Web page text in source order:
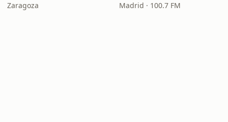
Zaragoza Madrid · 100.7 FM